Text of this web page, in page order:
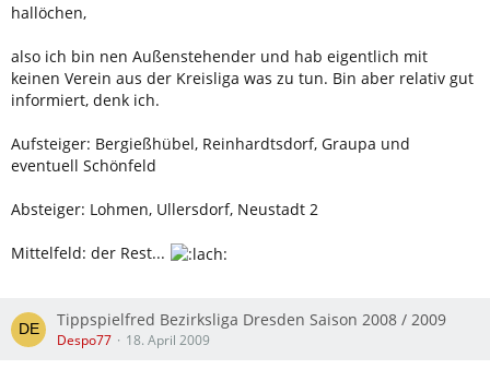
hallöchen,
also ich bin nen Außenstehender und hab eigentlich mit
keinen Verein aus der Kreisliga was zu tun. Bin aber relativ gut
informiert, denk ich.
Aufsteiger: Bergießhübel, Reinhardtsdorf, Graupa und
eventuell Schönfeld
Absteiger: Lohmen, Ullersdorf, Neustadt 2
Mittelfeld: der Rest...
Tippspielfred Bezirksliga Dresden Saison 2008 / 2009
Despo77 18. April 2009